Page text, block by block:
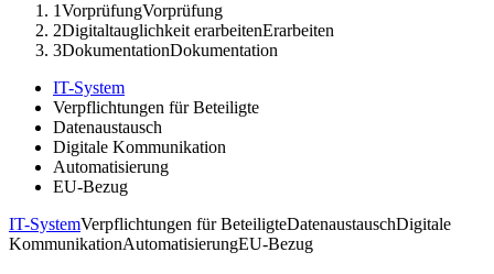
1VorprüfungVorprüfung
2Digitaltauglichkeit erarbeitenErarbeiten
3DokumentationDokumentation
IT-System
Verpflichtungen für Beteiligte
Datenaustausch
Digitale Kommunikation
Automatisierung
EU-Bezug
IT-SystemVerpflichtungen für BeteiligteDatenaustauschDigitale
KommunikationAutomatisierungEU-Bezug